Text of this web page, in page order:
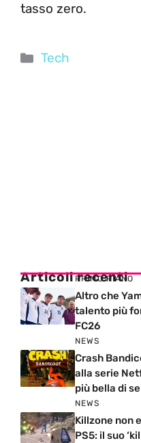
tasso zero.
Categorie
Tech
Articoli recenti
PRIMO PIANO
Altro che
talento più
FC26
NEWS
Crash
alla serie
più bella di
NEWS
Killzone non
PS5: il suo